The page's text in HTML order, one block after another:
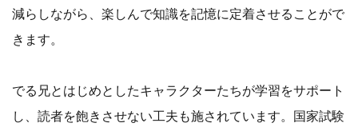
減らしながら、楽しんで知識を記憶に定着させることがで
きます。
でる兄とはじめとしたキャラクターたちが学習をサポート
し、読者を飽きさせない工夫も施されています。国家試験